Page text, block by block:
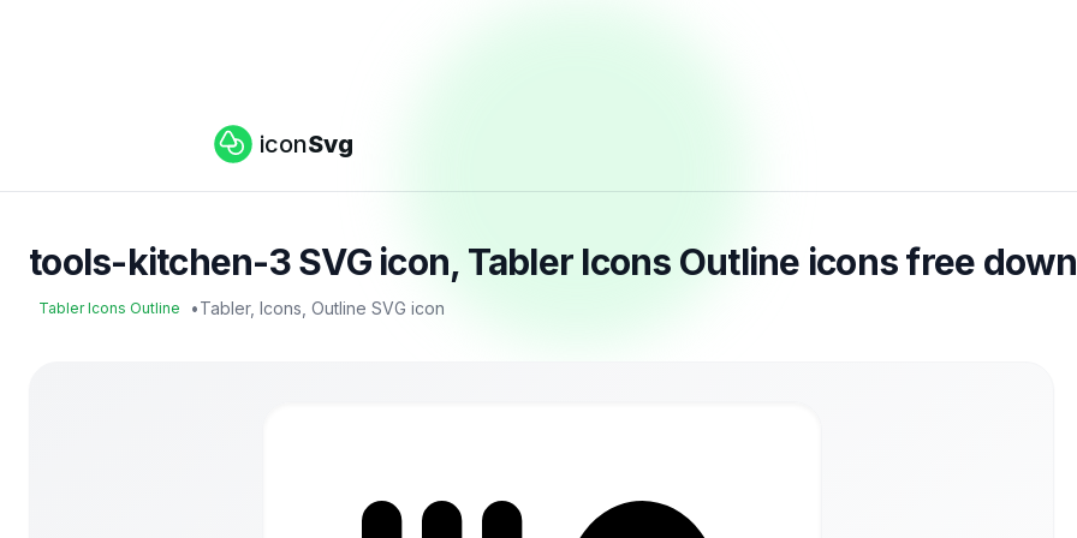
iconSvg
tools-kitchen-3 SVG icon, Tabler Icons Outline icons free
Tabler Icons Outline •Tabler, Icons, Outline SVG icon